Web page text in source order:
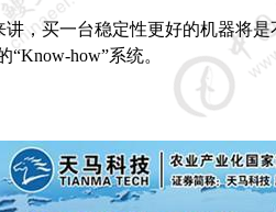
讲，买一台稳定性更好的机器将
“Know-how”系统。